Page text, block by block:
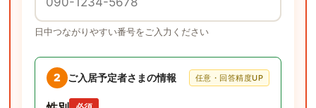
日中つながりやすい番号をご入力ください
2 ご入居予定者さまの情報 任意・回答精度UP